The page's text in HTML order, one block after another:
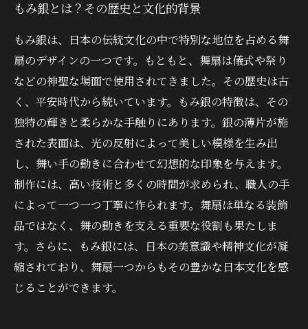
もみ銀とは？その歴史と文化的背景
もみ銀は、日本の伝統文化の中で特別な地位を占める舞
扇のデザインの一つです。もともと、舞扇は儀式や祭り
などの神聖な場面で使用されてきました。その歴史は古
く、平安時代から続いています。もみ銀の特徴は、その
独特の輝きと柔らかな手触りにあります。銀の薄片が施
された表面は、光の反射によって美しい模様を生み出
し、舞い手の動きに合わせて幻想的な印象を与えます。
制作には、高い技術と多くの時間が求められ、職人の手
によって一つ一つ丁寧に作られます。舞扇は単なる装飾
品ではなく、舞の動きを支える重要な役割も果たしま
す。さらに、もみ銀には、日本の美意識や精神文化が凝
縮されており、舞扇一つからもその豊かな日本文化を感
じることができます。